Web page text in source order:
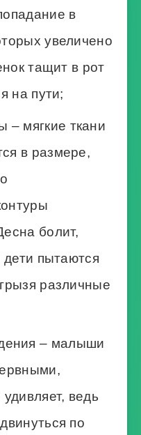
в
увеличено
тащит в рот
на пути;
– мягкие ткани
в размере,
болит,
дети пытаются
различные
– малыши
ведь
по